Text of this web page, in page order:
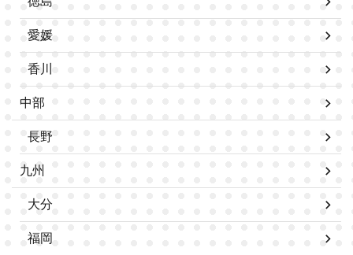
愛媛
香川
中部
長野
九州
大分
福岡